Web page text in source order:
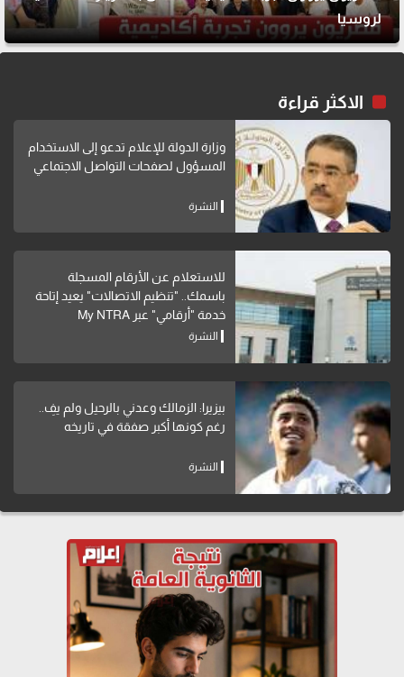
لروسيا
الاكثر قراءة
وزارة الدولة للإعلام تدعو إلى الاستخدام
المسؤول لصفحات التواصل الاجتماعي
النشرة
للاستعلام عن الأرقام المسجلة
باسمك.. "تنظيم الاتصالات" يعيد إتاحة
خدمة "أرقامي" عبر My NTRA
النشرة
بيزيرا: الزمالك وعدني بالرحيل ولم يفِ..
رغم كونها أكبر صفقة في تاريخه
النشرة